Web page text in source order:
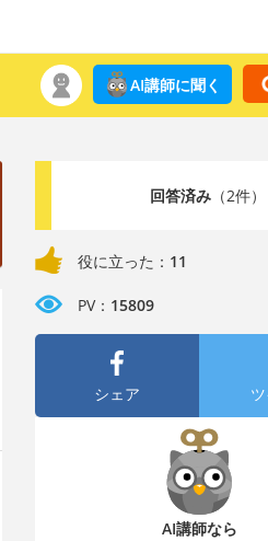
AI講師に聞く
回答済み（2件）
役に立った： 11
PV： 15809
シェア
AI講師なら